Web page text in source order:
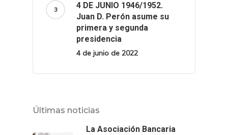
4 DE JUNIO 1946/1952.
Juan D. Perón asume su
primera y segunda
presidencia
4 de junio de 2022
Últimas noticias
La Asociación Bancaria